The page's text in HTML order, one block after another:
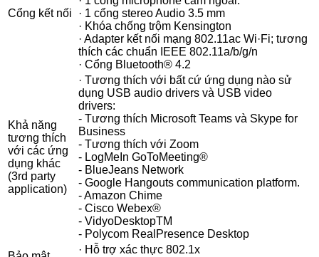
Cổng kết nối
· 1 cổng stereo Audio 3.5 mm
· Khóa chống trộm Kensington
· Adapter kết nối mạng 802.11ac Wi·Fi; tương
thích các chuẩn IEEE 802.11a/b/g/n
· Cổng Bluetooth® 4.2
Khả năng
tương thích
với các ứng
dụng khác
(3rd party
application)
· Tương thích với bất cứ ứng dụng nào sử
dụng USB audio drivers và USB video
drivers:
- Tương thích Microsoft Teams và Skype for
Business
- Tương thích với Zoom
- LogMeIn GoToMeeting®
- BlueJeans Network
- Google Hangouts communication platform.
- Amazon Chime
- Cisco Webex®
- VidyoDesktopTM
- Polycom RealPresence Desktop
· Hỗ trợ xác thực 802.1x